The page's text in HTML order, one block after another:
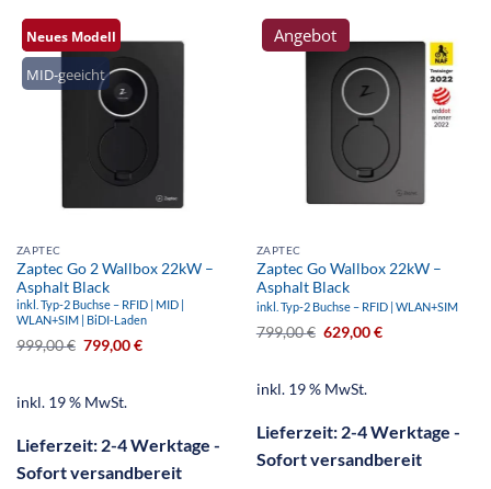
Angebot
MID-geeicht
Neues Modell
ZAPTEC
Zaptec Go 2 Wallbox 22kW –
Asphalt Black
inkl. Typ-2 Buchse – RFID | MID |
WLAN+SIM | BiDI-Laden
999,00€ 799,00€
inkl. 19 % MwSt.
Lieferzeit: 2-4 Werktage -
Sofort versandbereit
Angebot
ZAPTEC
Zaptec Go Wallbox 22kW –
Asphalt Black
inkl. Typ-2 Buchse – RFID | WLAN+SIM
799,00€ 629,00€
inkl. 19 % MwSt.
Lieferzeit: 2-4 Werktage -
Sofort versandbereit